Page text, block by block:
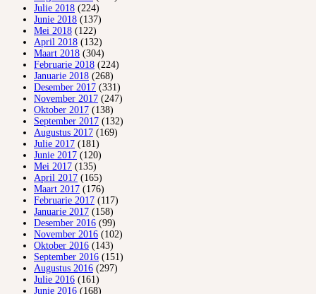
Julie 2018 (224)
Junie 2018 (137)
Mei 2018 (122)
April 2018 (132)
Maart 2018 (304)
Februarie 2018 (224)
Januarie 2018 (268)
Desember 2017 (331)
November 2017 (247)
Oktober 2017 (138)
September 2017 (132)
Augustus 2017 (169)
Julie 2017 (181)
Junie 2017 (120)
Mei 2017 (135)
April 2017 (165)
Maart 2017 (176)
Februarie 2017 (117)
Januarie 2017 (158)
Desember 2016 (99)
November 2016 (102)
Oktober 2016 (143)
September 2016 (151)
Augustus 2016 (297)
Julie 2016 (161)
Junie 2016 (168)